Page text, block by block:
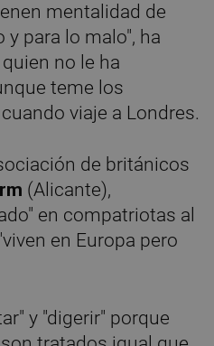
mentalidad de
y para lo malo", ha
no le ha
teme los
viaje a Londres.
de británicos
(Alicante),
en compatriotas al
en Europa pero
y "digerir" porque